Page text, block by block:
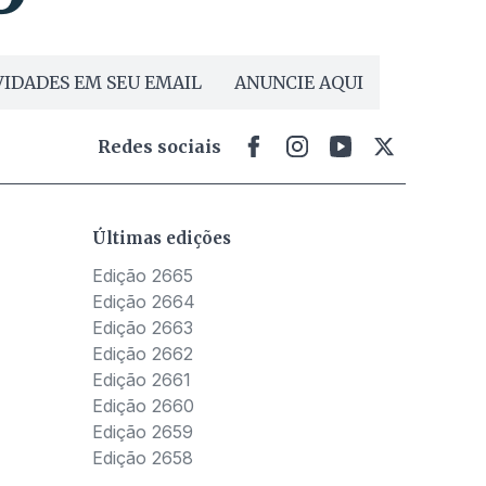
EM SEU EMAIL ANUNCIE AQUI
Redes sociais
Últimas edições
Edição 2665
Edição 2664
Edição 2663
Edição 2662
Edição 2661
Edição 2660
Edição 2659
Edição 2658